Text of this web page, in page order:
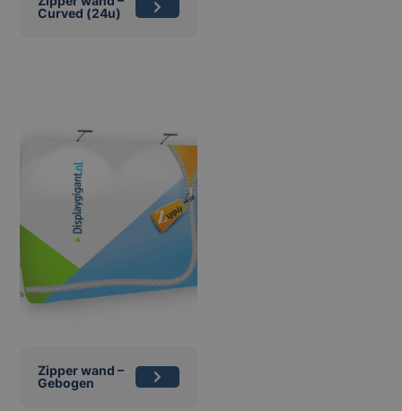
Curved (24u)
Zipper wand –
Gebogen